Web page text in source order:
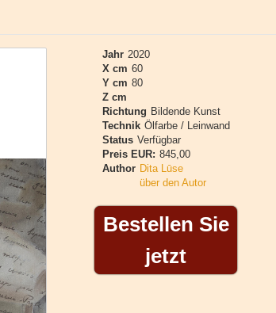
Jahr 2020
X cm 60
Y cm 80
Z cm
Richtung Bildende Kunst
Technik Ölfarbe / Leinwand
Status Verfügbar
Preis EUR: 845,00
Author Dita Lūse
über den Autor
Bestellen Sie
jetzt